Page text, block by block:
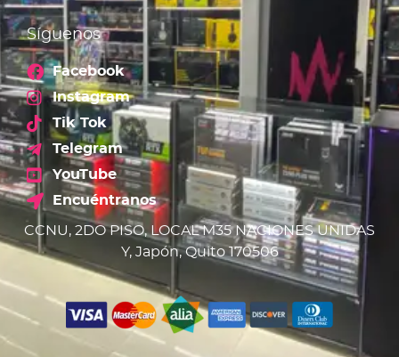
Síguenos
Facebook
Instagram
Tik Tok
Telegram
YouTube
Encuéntranos
CCNU, 2DO PISO, LOCAL M35 NACIONES UNIDAS
Y, Japón, Quito 170506